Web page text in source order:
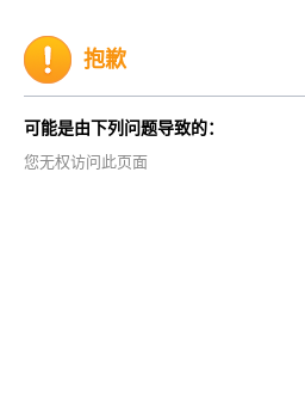
抱歉
可能是由下列问题导致的：
您无权访问此页面